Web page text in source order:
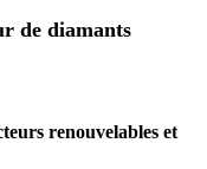
de diamants
renouvelables et